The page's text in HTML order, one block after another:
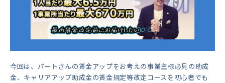
今回は、パートさんの賃金アップをお考えの事業主様必見の助成
金、 キャリアアップ助成金の賃金規定等改定コースを初心者でも